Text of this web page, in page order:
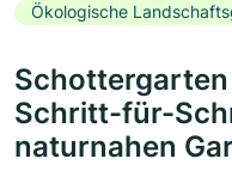
Ökologische
Schritt-für-
naturnahen